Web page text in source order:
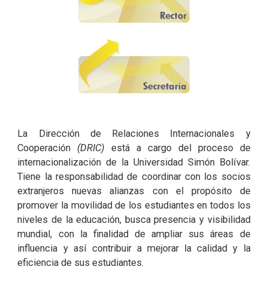
La Dirección de Relaciones Internacionales y
Cooperación (DRIC)está a cargo del proceso de
internacionalización de la Universidad Simón Bolívar.
Tiene la responsabilidad de coordinar con los socios
extranjeros nuevas alianzas con el propósito de
promover la movilidad de los estudiantes en todos los
niveles de la educación, busca presencia y visibilidad
mundial, con la finalidad de ampliar sus áreas de
influencia y así contribuir a mejorar la calidad y la
eficiencia de sus estudiantes.